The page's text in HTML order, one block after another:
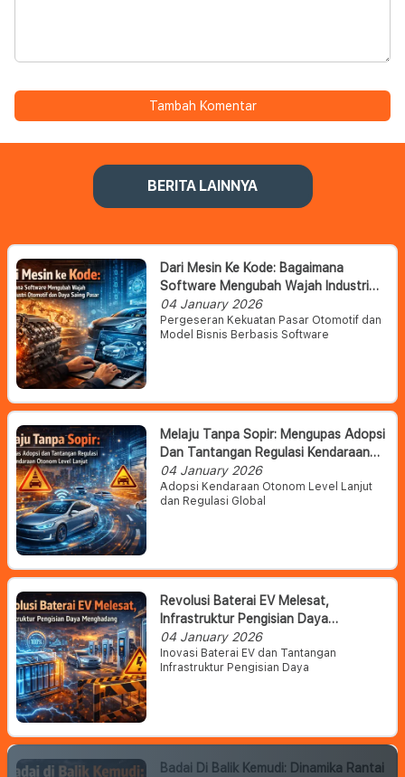
Tambah Komentar
BERITA LAINNYA
Dari Mesin Ke Kode: Bagaimana
Software Mengubah Wajah Industri
Otomotif Dan Daya Saing Pasar
04 January 2026
Pergeseran Kekuatan Pasar Otomotif dan
Model Bisnis Berbasis Software
Melaju Tanpa Sopir: Mengupas Adopsi
Dan Tantangan Regulasi Kendaraan
Otonom Level Lanjut
04 January 2026
Adopsi Kendaraan Otonom Level Lanjut
dan Regulasi Global
Revolusi Baterai EV Melesat,
Infrastruktur Pengisian Daya
Menghadang
04 January 2026
Inovasi Baterai EV dan Tantangan
Infrastruktur Pengisian Daya
Badai Di Balik Kemudi: Dinamika Rantai